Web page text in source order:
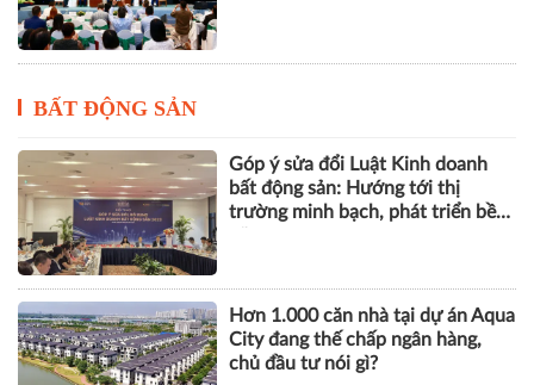
BẤT ĐỘNG SẢN
Góp ý sửa đổi Luật Kinh doanh
bất động sản: Hướng tới thị
trường minh bạch, phát triển bền
Hơn 1.000 căn nhà tại dự án Aqua
City đang thế chấp ngân hàng,
chủ đầu tư nói gì?